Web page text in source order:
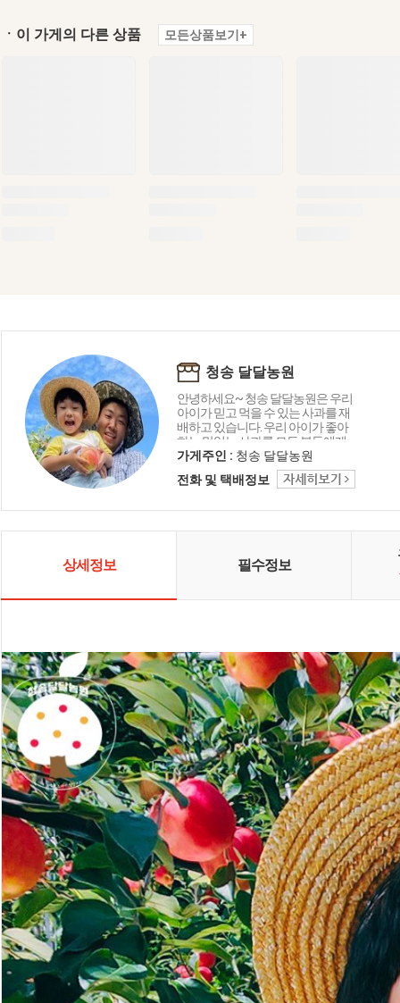
ㆍ이 가게의 다른 상품 모든상품보기+
청송 달달농원
안녕하세요~ 청송 달달농원은 우리
아이가 믿고 먹을 수 있는 사과를 재
배하고 있습니다. 우리 아이가 좋아
하는 맛있는 사과를 모든 분들에게
전해 드리고 싶습니다. 언제나 믿을
수 있는 청송 달달농원에서 건강한
사과 맛보고 가세요^^
가게주인 : 청송 달달농원
전화 및 택배정보
상세정보 필수정보